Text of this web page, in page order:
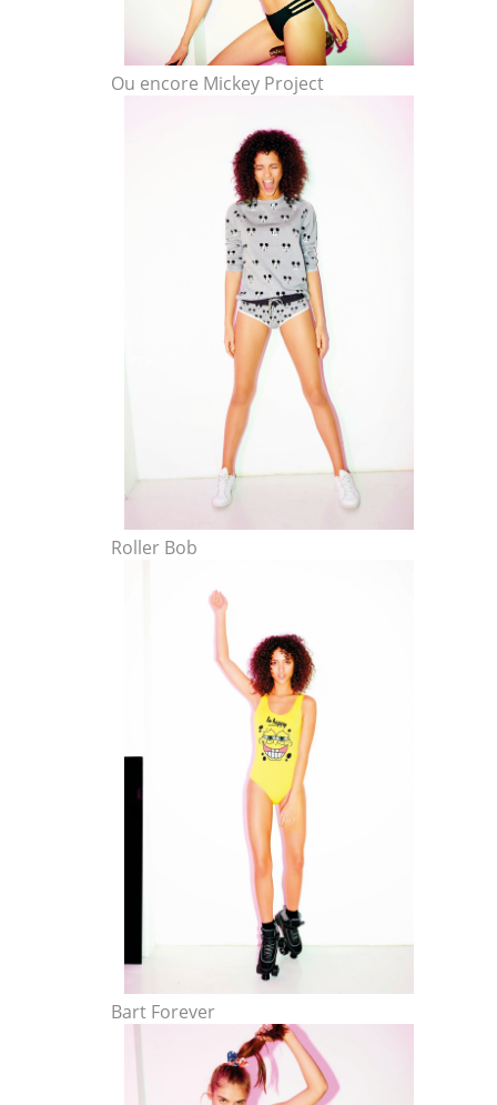
Ou encore Mickey Project
Roller Bob
Bart Forever